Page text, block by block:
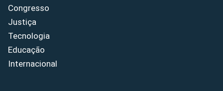
Congresso
Justiça
Tecnologia
Educação
Internacional